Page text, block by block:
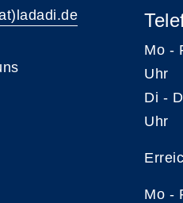
Mo
Uhr
Di -
Uhr
Mo